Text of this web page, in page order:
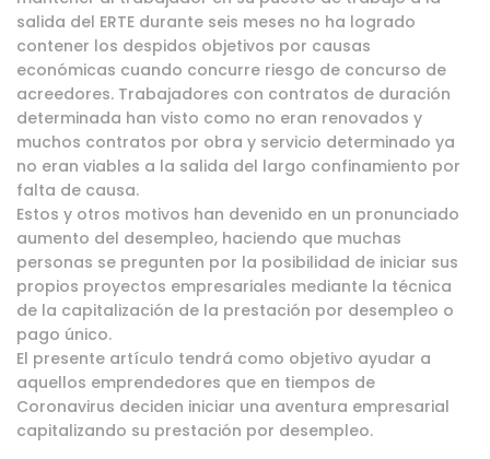
salida del ERTE durante seis meses no ha logrado
contener los despidos objetivos por causas
económicas cuando concurre riesgo de concurso de
acreedores. Trabajadores con contratos de duración
determinada han visto como no eran renovados y
muchos contratos por obra y servicio determinado ya
no eran viables a la salida del largo confinamiento por
falta de causa.
Estos y otros motivos han devenido en un pronunciado
aumento del desempleo, haciendo que muchas
personas se pregunten por la posibilidad de iniciar sus
propios proyectos empresariales mediante la técnica
de la capitalización de la prestación por desempleo o
pago único.
El presente artículo tendrá como objetivo ayudar a
aquellos emprendedores que en tiempos de
Coronavirus deciden iniciar una aventura empresarial
capitalizando su prestación por desempleo.